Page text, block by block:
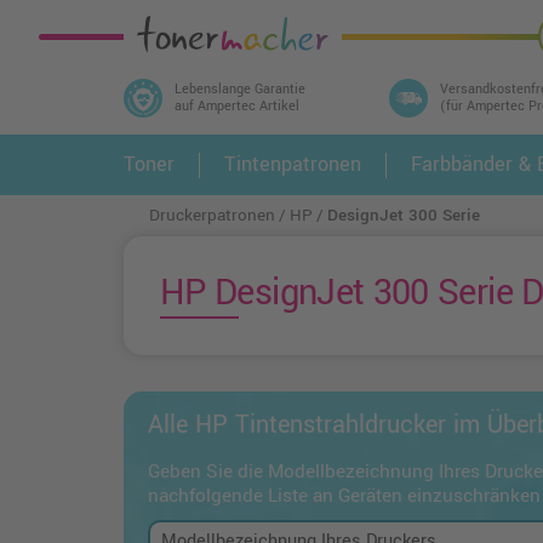
Lebenslange Garantie
auf Ampertec Artikel
(für Ampertec
In 3 einfachen Schritten ihr Druckermodell
und alle dazu passenden Artikel finden ➤ 1.
Toner Tintenpatronen Farbbänder &
Druckerpatronen HP DesignJet 300 Serie
HP DesignJet 300 Serie
Alle HP Tintenstrahldrucker im
Geben Sie die Modellbezeichnung Ihres
nachfolgende Liste an Geräten einzuschränken